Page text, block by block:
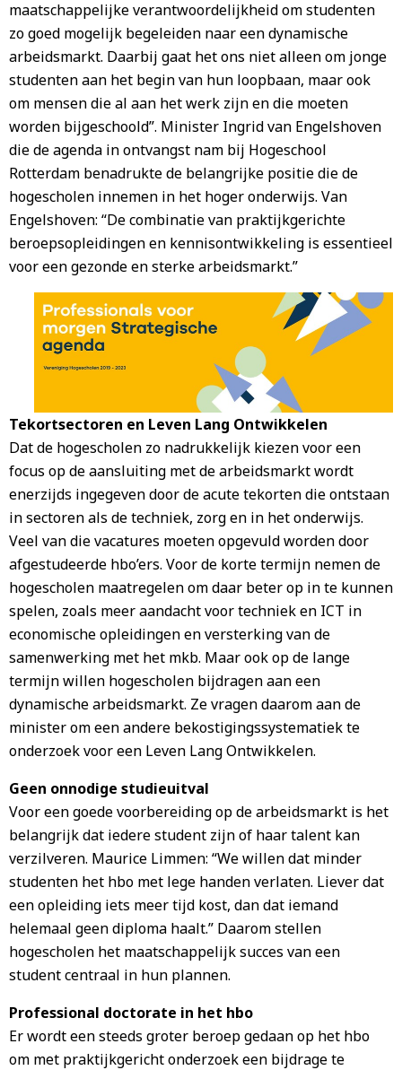
maatschappelijke verantwoordelijkheid om studenten
zo goed mogelijk begeleiden naar een dynamische
arbeidsmarkt. Daarbij gaat het ons niet alleen om jonge
studenten aan het begin van hun loopbaan, maar ook
om mensen die al aan het werk zijn en die moeten
worden bijgeschoold”. Minister Ingrid van Engelshoven
die de agenda in ontvangst nam bij Hogeschool
Rotterdam benadrukte de belangrijke positie die de
hogescholen innemen in het hoger onderwijs. Van
Engelshoven: “De combinatie van praktijkgerichte
beroepsopleidingen en kennisontwikkeling is essentieel
voor een gezonde en sterke arbeidsmarkt.”
Tekortsectoren en Leven Lang Ontwikkelen
Dat de hogescholen zo nadrukkelijk kiezen voor een
focus op de aansluiting met de arbeidsmarkt wordt
enerzijds ingegeven door de acute tekorten die ontstaan
in sectoren als de techniek, zorg en in het onderwijs.
Veel van die vacatures moeten opgevuld worden door
afgestudeerde hbo’ers. Voor de korte termijn nemen de
hogescholen maatregelen om daar beter op in te kunnen
spelen, zoals meer aandacht voor techniek en ICT in
economische opleidingen en versterking van de
samenwerking met het mkb. Maar ook op de lange
termijn willen hogescholen bijdragen aan een
dynamische arbeidsmarkt. Ze vragen daarom aan de
minister om een andere bekostigingssystematiek te
onderzoek voor een Leven Lang Ontwikkelen.
Geen onnodige studieuitval
Voor een goede voorbereiding op de arbeidsmarkt is het
belangrijk dat iedere student zijn of haar talent kan
verzilveren. Maurice Limmen: “We willen dat minder
studenten het hbo met lege handen verlaten. Liever dat
een opleiding iets meer tijd kost, dan dat iemand
helemaal geen diploma haalt.” Daarom stellen
hogescholen het maatschappelijk succes van een
student centraal in hun plannen.
Professional doctorate in het hbo
Er wordt een steeds groter beroep gedaan op het hbo
om met praktijkgericht onderzoek een bijdrage te